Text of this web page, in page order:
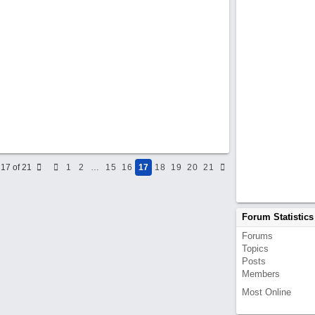
of 21 1 2 … 15 16 17 18 19 20 21
Forum Statistics
Forums
Topics
Posts
Members
Most Online